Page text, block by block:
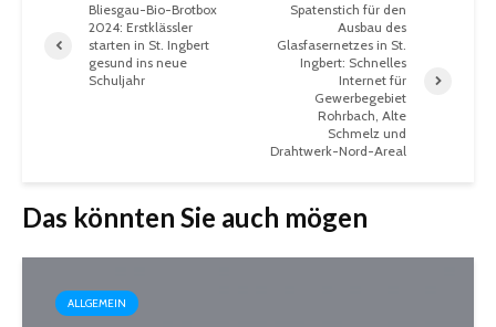
Bliesgau-Bio-Brotbox
2024: Erstklässler
starten in St. Ingbert
gesund ins neue
Schuljahr
Spatenstich für den
Ausbau des
Glasfasernetzes in St.
Ingbert: Schnelles
Internet für
Gewerbegebiet
Rohrbach, Alte
Schmelz und
Drahtwerk-Nord-Areal
Das könnten Sie auch mögen
ALLGEMEIN